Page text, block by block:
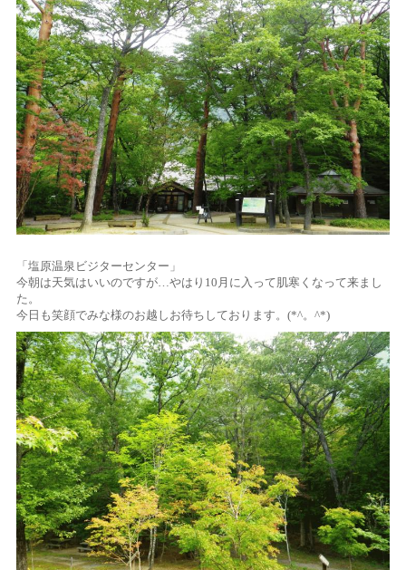
「塩原温泉ビジターセンター」
今朝は天気はいいのですが…やはり10月に入って肌寒くなって来まし
た。
今日も笑顔でみな様のお越しお待ちしております。(*^。^*)